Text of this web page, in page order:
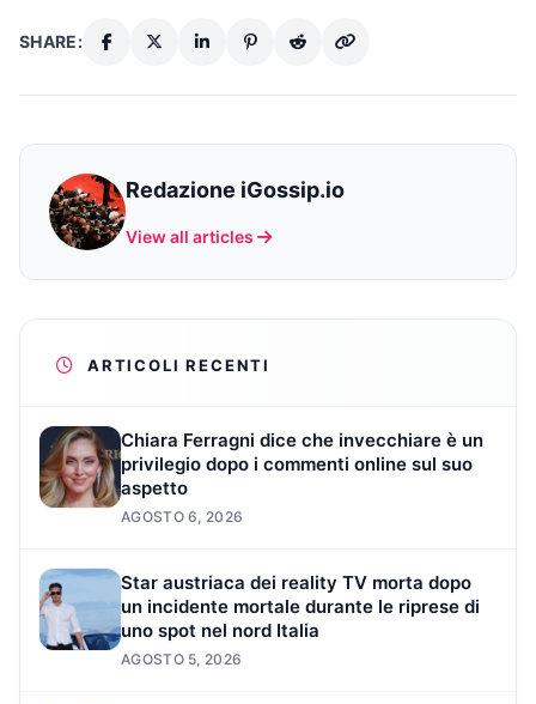
SHARE:
Redazione iGossip.io
View all articles
ARTICOLI RECENTI
Chiara Ferragni dice che invecchiare è un
privilegio dopo i commenti online sul suo
aspetto
AGOSTO 6, 2026
Star austriaca dei reality TV morta dopo
un incidente mortale durante le riprese di
uno spot nel nord Italia
AGOSTO 5, 2026